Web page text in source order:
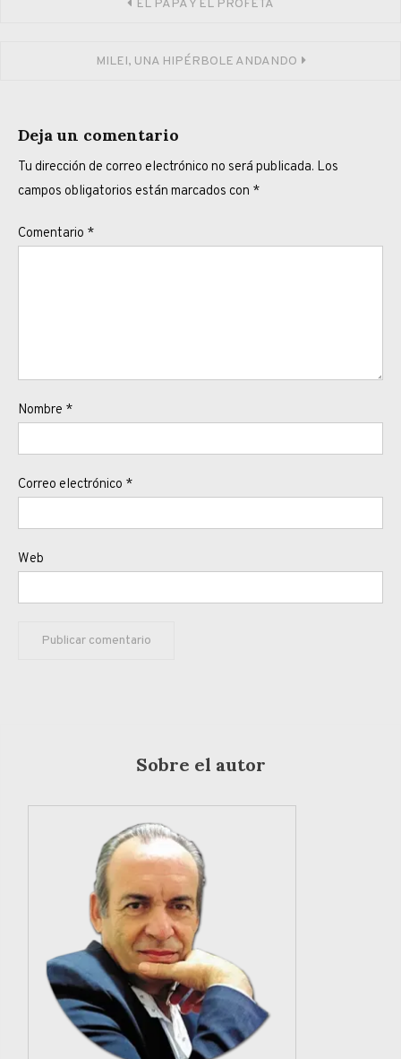
EL PAPA Y EL PROFETA
MILEI, UNA HIPÉRBOLE ANDANDO
Deja un comentario
Tu dirección de correo electrónico no será publicada. Los
campos obligatorios están marcados con *
Comentario *
Nombre *
Correo electrónico *
Web
Sobre el autor